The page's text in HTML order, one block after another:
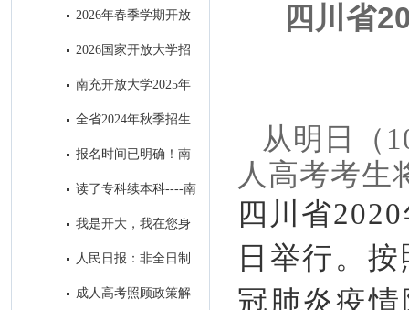
2026年春季学期开放
教育招生简章
2026国家开放大学招
南充开放大学2025年
全省2024年秋季招生
工作研究部署会在我校召开
报名时间已明确！南
充这所大学在等你
读了专科续本科----南
充开放大学成为求学者首选的学
我是开大，我在您身
人民日报：非全日制
学历一律同等对待!在职学历教
成人高考照顾政策解
四川省
从明日（
人高考考生
四川省
日举行。
冠肺炎疫